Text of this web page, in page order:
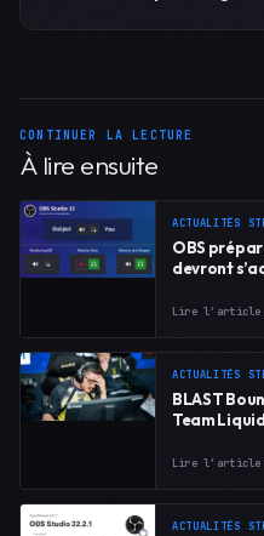
CONTINUER LA LECTURE
À lire ensuite
ACTUALITÉS
OBS
devront
Lire l’article
ACTUALITÉS
BLAST
Team
Lire l’article
ACTUALITÉS